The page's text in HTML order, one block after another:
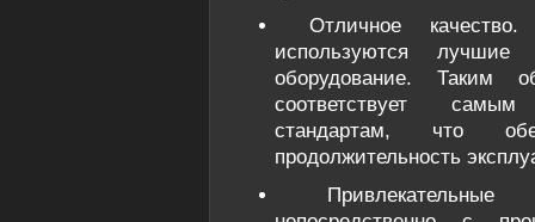
Отличное
используются
оборудование. Таким
соответствует
стандартам, что
продолжительность
Привлекательные